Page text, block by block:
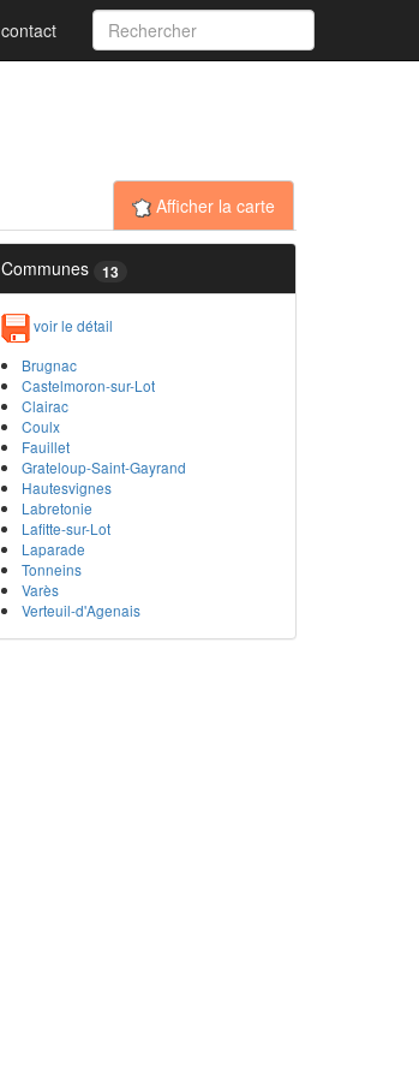
contact
Afficher la carte
Communes 13
voir le détail
Brugnac
Castelmoron-sur-Lot
Clairac
Coulx
Fauillet
Grateloup-Saint-Gayrand
Hautesvignes
Labretonie
Lafitte-sur-Lot
Laparade
Tonneins
Varès
Verteuil-d'Agenais